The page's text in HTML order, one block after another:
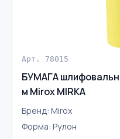
Арт. 78015
БУМАГА
м Mirox MIRKA
Бренд: Mirox
Форма: Рулон